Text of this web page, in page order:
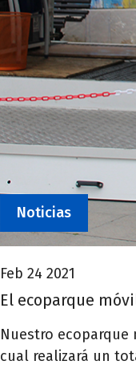
Noticias
Feb 24 2021
El ecoparque
Nuestro ecoparque
cual realizará un